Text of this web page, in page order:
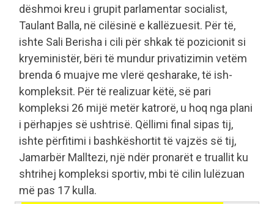
dëshmoi kreu i grupit parlamentar socialist,
Taulant Balla, në cilësinë e kallëzuesit. Për të,
ishte Sali Berisha i cili për shkak të pozicionit si
kryeministër, bëri të mundur privatizimin vetëm
brenda 6 muajve me vlerë qesharake, të ish-
kompleksit. Për të realizuar këtë, së pari
kompleksi 26 mijë metër katrorë, u hoq nga plani
i përhapjes së ushtrisë. Qëllimi final sipas tij,
ishte përfitimi i bashkëshortit të vajzës së tij,
Jamarbër Malltezi, një ndër pronarët e truallit ku
shtrihej kompleksi sportiv, mbi të cilin lulëzuan
më pas 17 kulla.